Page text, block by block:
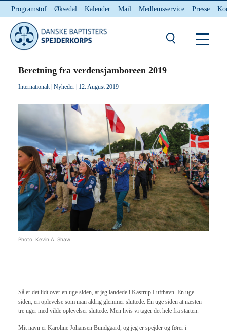
Programstof Øksedal Kalender Mail Medlemsservice Presse
INTERNnet
Du er her:
Beretning fra verdensjamboreen 2019
Internationalt| Nyheder| 12. August 2019
Photo: Kevin A. Shaw
Så er det lidt over en uge siden, at jeg landede i Kastrup Lufthavn. En uge
siden, en oplevelse som man aldrig glemmer sluttede. En uge siden at næsten
tre uger med vilde oplevelser sluttede. Men hvis vi tager det hele fra starten.
Mit navn er Karoline Johansen Bundgaard, og jeg er spejder og fører i